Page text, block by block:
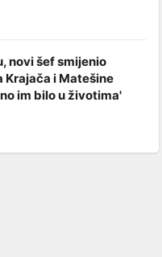
novi šef smijenio
i Matešine
im bilo u životima'